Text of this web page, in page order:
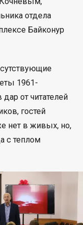
отдела
Байконур
1961-
от читателей
гостей
нет в живых, но,
с теплом